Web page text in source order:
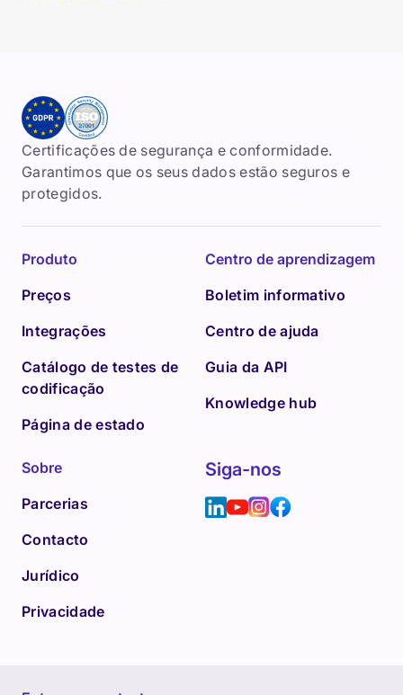
Certificações de segurança e conformidade.
Garantimos que os seus dados estão seguros e
protegidos.
Produto
Preços
Integrações
Catálogo de testes de
codificação
Página de estado
Centro de aprendizagem
Boletim informativo
Centro de ajuda
Guia da API
Knowledge hub
Sobre
Parcerias
Contacto
Jurídico
Privacidade
Siga-nos